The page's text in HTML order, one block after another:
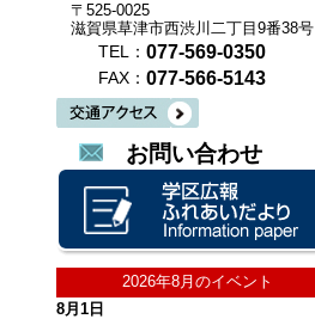
〒525-0025
滋賀県草津市西渋川二丁目9番38号
TEL： 077-569-0350
FAX： 077-566-5143
お問い合わせ
2026年8月のイベント
8月1日